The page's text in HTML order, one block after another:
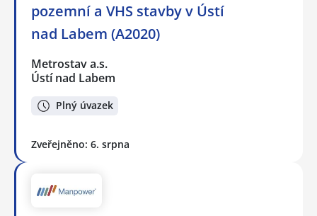
pozemní a VHS stavby v Ústí
nad Labem (A2020)
Metrostav a.s.
Ústí nad Labem
Plný úvazek
Zveřejněno: 6. srpna